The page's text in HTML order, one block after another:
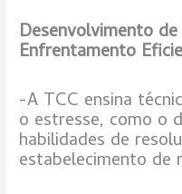
Desenvolvimento
Enfrentamento
-A TCC ensina
o estresse, como o
habilidades de
estabelecimento de